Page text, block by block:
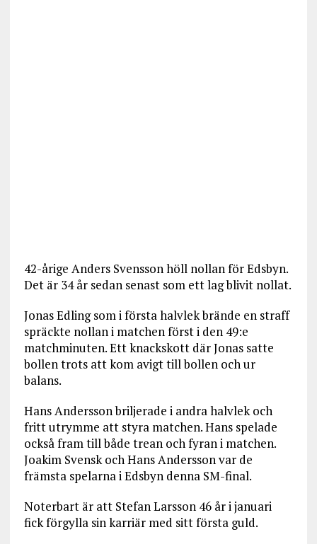
42-årige Anders Svensson höll nollan för Edsbyn.
Det är 34 år sedan senast som ett lag blivit nollat.
Jonas Edling som i första halvlek brände en straff
spräckte nollan i matchen först i den 49:e
matchminuten. Ett knackskott där Jonas satte
bollen trots att kom avigt till bollen och ur
balans.
Hans Andersson briljerade i andra halvlek och
fritt utrymme att styra matchen. Hans spelade
också fram till både trean och fyran i matchen.
Joakim Svensk och Hans Andersson var de
främsta spelarna i Edsbyn denna SM-final.
Noterbart är att Stefan Larsson 46 år i januari
fick förgylla sin karriär med sitt första guld.